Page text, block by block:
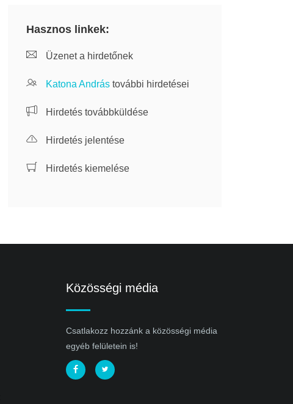
Hasznos linkek:
Üzenet a hirdetőnek
Katona András további hirdetései
Hirdetés továbbküldése
Hirdetés jelentése
Hirdetés kiemelése
Közösségi média
Csatlakozz hozzánk a közösségi média
egyéb felületein is!